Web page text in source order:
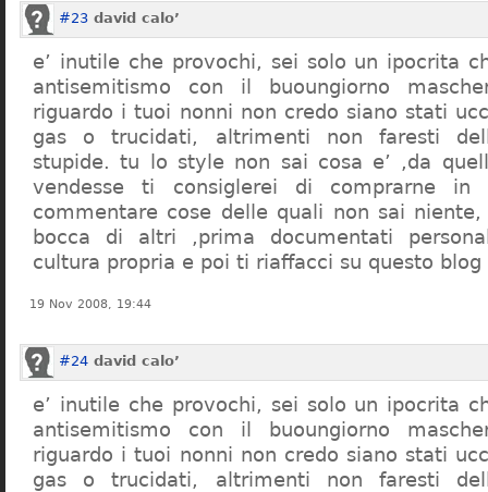
#23 david calo’
e’ inutile che provochi, sei solo un ipocrita
antisemitismo con il buoungiorno
riguardo i tuoi nonni non credo siano stati
gas o trucidati, altrimenti non faresti
stupide. tu lo style non sai cosa e’ ,da
vendesse ti consiglerei di comprarne in
commentare cose delle quali non sai
bocca di altri ,prima documentati
cultura propria e poi ti riaffacci su questo blog
19 Nov 2008, 19:44
#24 david calo’
e’ inutile che provochi, sei solo un ipocrita
antisemitismo con il buoungiorno
riguardo i tuoi nonni non credo siano stati
gas o trucidati, altrimenti non faresti